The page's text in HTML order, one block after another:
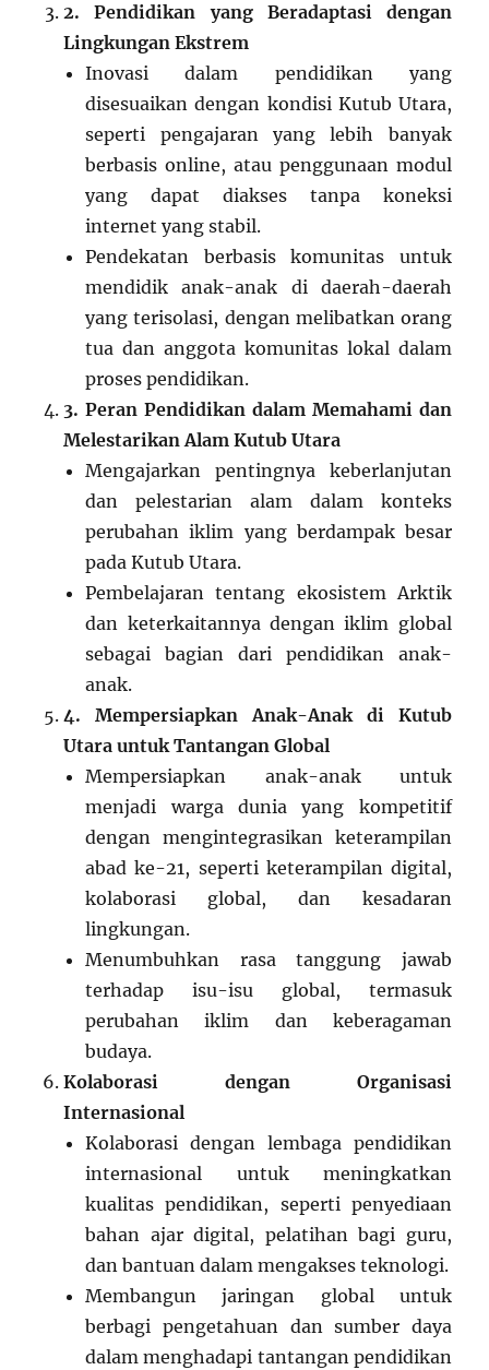
2. Pendidikan yang Beradaptasi dengan
Lingkungan Ekstrem
Inovasi dalam pendidikan yang
disesuaikan dengan kondisi Kutub Utara,
seperti pengajaran yang lebih banyak
berbasis online, atau penggunaan modul
yang dapat diakses tanpa koneksi
internet yang stabil.
Pendekatan berbasis komunitas untuk
mendidik anak-anak di daerah-daerah
yang terisolasi, dengan melibatkan orang
tua dan anggota komunitas lokal dalam
proses pendidikan.
3. Peran Pendidikan dalam Memahami dan
Melestarikan Alam Kutub Utara
Mengajarkan pentingnya keberlanjutan
dan pelestarian alam dalam konteks
perubahan iklim yang berdampak besar
pada Kutub Utara.
Pembelajaran tentang ekosistem Arktik
dan keterkaitannya dengan iklim global
sebagai bagian dari pendidikan anak-
anak.
4. Mempersiapkan Anak-Anak di Kutub
Utara untuk Tantangan Global
Mempersiapkan anak-anak untuk
menjadi warga dunia yang kompetitif
dengan mengintegrasikan keterampilan
abad ke-21, seperti keterampilan digital,
kolaborasi global, dan kesadaran
lingkungan.
Menumbuhkan rasa tanggung jawab
terhadap isu-isu global, termasuk
perubahan iklim dan keberagaman
budaya.
Kolaborasi dengan Organisasi
Internasional
Kolaborasi dengan lembaga pendidikan
internasional untuk meningkatkan
kualitas pendidikan, seperti penyediaan
bahan ajar digital, pelatihan bagi guru,
dan bantuan dalam mengakses teknologi.
Membangun jaringan global untuk
berbagi pengetahuan dan sumber daya
dalam menghadapi tantangan pendidikan